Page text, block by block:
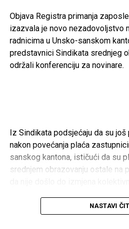
Cazin – 166.200 KM
Gradski sportski savez
Konjički klub “Cazin” –
RK “Cepelin-Krajina” –
OŽRK “Krajina” –5.000
Taekwon-do klub “Bosna”
Bihać – 369.000 KM
Objava Registra primanja
izazvala je novo nezadovoljstvo
radnicima u Unsko-sanskom
predstavnici Sindikata srednjeg
održali konferenciju za novinare.
Iz Sindikata podsjećaju da su
nakon povećanja plaća
sanskog kantona, ističući da su
srednjem obrazovanju ostale na
Kako navode, objava Registra
nezadovoljstvo među
NASTAVI